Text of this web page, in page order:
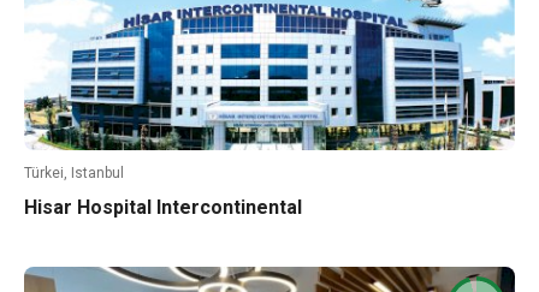
Türkei, Istanbul
Hisar Hospital Intercontinental